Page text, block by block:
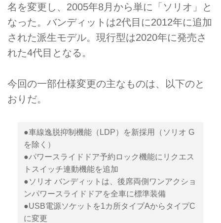
名を変更し、2005年8月から単に「ソリオ」と
なった。バンディットは2代目に2012年に追加
された派生モデル。現行型は2020年に発売さ
れた4代目となる。
今回の一部仕様変更の主なものは、以下のと
おりだ。
●車線逸脱抑制機能（LDP）を新採用（ソリオ G
を除く）
●パワースライドドア予約ロック機能にリクエス
トスイッチ連動機能を追加
●ソリオ バンディットは、後席両側ワンアクショ
ンパワースライドドアを全車に標準装備
●USB電源ソケットを1カ所タイプAからタイプC
に変更